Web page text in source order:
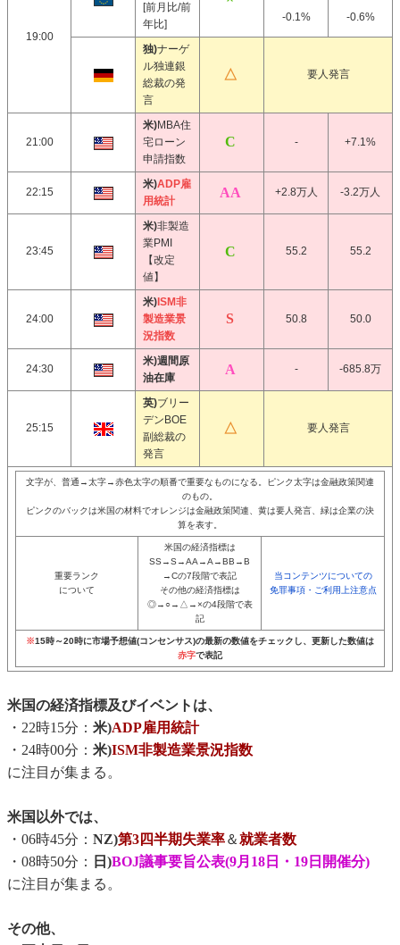
19:00
[前月比/前
年比]
-0.1% -0.6%
独)ナーゲ
ル独連銀
総裁の発
言
要人発言
21:00
米)MBA住
宅ローン
申請指数
- +7.1%
22:15
米)ADP雇
用統計
+2.8万人 -3.2万人
23:45
米)非製造
業PMI
【改定
値】
55.2 55.2
24:00
米) ISM非
製造業景
況指数
50.8 50.0
24:30
米)週間原
油在庫
- -685.8万
25:15
英)ブリー
デンBOE
副総裁の
発言
要人発言
文字が、普通→太字→赤色太字の順番で重要なものになる。ピンク太字は金融政策関連
のもの。
ピンクのバックは米国の材料でオレンジは金融政策関連、黄は要人発言、緑は企業の決
算を表す。
重要ランク
について
米国の経済指標は
SS→S→AA→A→BB→B
→Cの7段階で表記
その他の経済指標は
◎→○→△→×の4段階で表
記
当コンテンツについての
免罪事項・ご利用上注意点
※15時～20時に市場予想値(コンセンサス)の最新の数値をチェックし、更新した数値は
赤字で表記
米国の経済指標及びイベントは、
・22時15分： 米)ADP雇用統計
・24時00分： 米)ISM非製造業景況指数
に注目が集まる。
米国以外では、
・06時45分： NZ)第3四半期失業率＆就業者数
・08時50分：
日)BOJ議事要旨公表(9月18日・19日開催分)
に注目が集まる。
その他、